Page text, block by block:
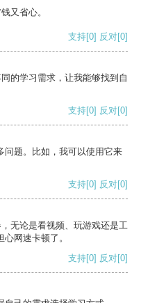
又省心。
支持[0] 反对[0]
的学习需求，让我能够找到自
支持[0] 反对[0]
问题。比如，我可以使用它来
支持[0] 反对[0]
无论是看视频、玩游戏还是工
网速卡顿了。
支持[0] 反对[0]